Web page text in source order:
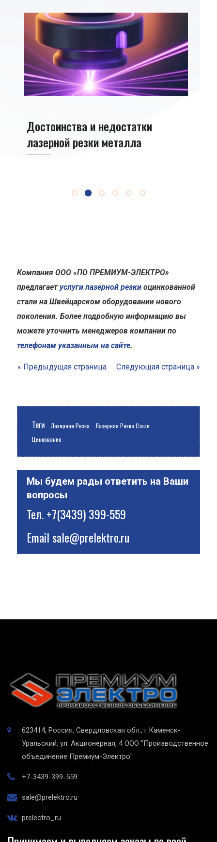
Достоинства и недостатки
лазерной резки металла
Компания ООО «ПО ПРЕМИУМ-ЭЛЕКТРО»
предлагаетуслуги лазерной резки оцинкованной
стали на Швейцарском оборудовании нового
поколения. Более подробную информацию вы
можете уточнить менеджеров компании по
телефонам указанным на сайте.
« Предыдущая страница Следующая страница »
Теги Лазерная Резка
Лазерная Резка Стали
Цинкование
Мы будем рады ответить на Ваши
вопросы
Тел.+7(3439) 399-559
Emailsale@prelektro.ru
623414, Россия, Свердловская обл., г.Каменск-
Уральский, ул. Акционерная, 4 ООО "Производственное
объединение Премиум-Электро"
+7-3439-399-559
sale@prelektro.ru
prelectro_ru